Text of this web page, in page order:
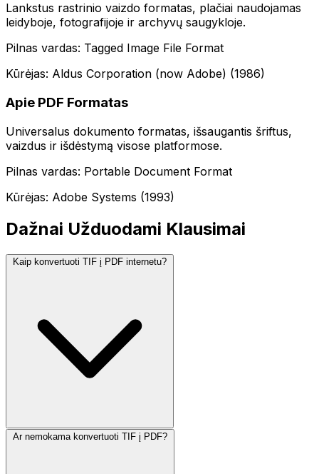
Lankstus rastrinio vaizdo formatas, plačiai naudojamas
leidyboje, fotografijoje ir archyvų saugykloje.
Pilnas vardas: Tagged Image File Format
Kūrėjas: Aldus Corporation (now Adobe) (1986)
Apie PDF Formatas
Universalus dokumento formatas, išsaugantis šriftus,
vaizdus ir išdėstymą visose platformose.
Pilnas vardas: Portable Document Format
Kūrėjas: Adobe Systems (1993)
Dažnai Užduodami Klausimai
Kaip konvertuoti TIF į PDF internetu?
Ar nemokama konvertuoti TIF į PDF?